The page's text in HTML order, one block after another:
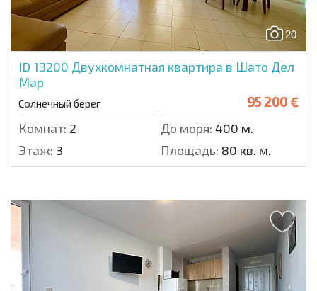
20
ID 13200 Двухкомнатная квартира в Шато Дел
Мар
Солнечный берег 95 200 €
Комнат: 2 До моря: 400 м.
Этаж: 3 Площадь: 80 кв. м.